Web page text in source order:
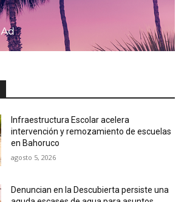
Infraestructura Escolar acelera
intervención y remozamiento de escuelas
en Bahoruco
agosto 5, 2026
Denuncian en la Descubierta persiste una